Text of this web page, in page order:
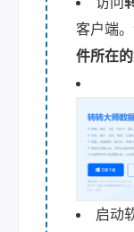
客户端。
件所在的
启动